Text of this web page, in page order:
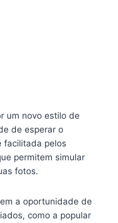
um novo estilo de
de esperar o
facilitada pelos
permitem simular
fotos.
a oportunidade de
como a popular